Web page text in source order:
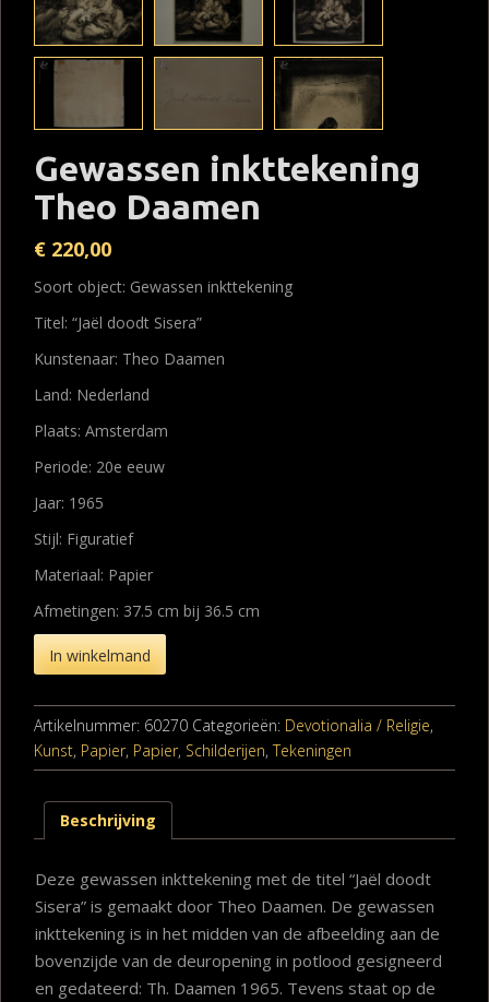
Gewassen inkttekening
Theo Daamen
€ 220,00
Soort object: Gewassen inkttekening
Titel: “Jaël doodt Sisera”
Kunstenaar: Theo Daamen
Land: Nederland
Plaats: Amsterdam
Periode: 20e eeuw
Jaar: 1965
Stijl: Figuratief
Materiaal: Papier
Afmetingen: 37.5 cm bij 36.5 cm
In winkelmand
Artikelnummer: 60270 Categorieën: Devotionalia / Religie,
Kunst, Papier, Papier, Schilderijen,Tekeningen
Beschrijving
Deze gewassen inkttekening met de titel “Jaël doodt
Sisera” is gemaakt door Theo Daamen. De gewassen
inkttekening is in het midden van de afbeelding aan de
bovenzijde van de deuropening in potlood gesigneerd
en gedateerd: Th. Daamen 1965. Tevens staat op de